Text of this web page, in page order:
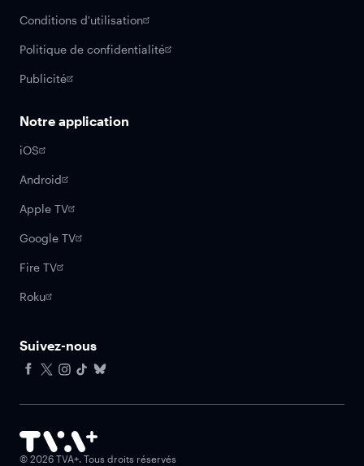
Conditions d'utilisation
Politique de confidentialité
Publicité
Notre application
iOS
Android
Apple TV
Google TV
Fire TV
Roku
Suivez-nous
© 2026 TVA+. Tous droits réservés